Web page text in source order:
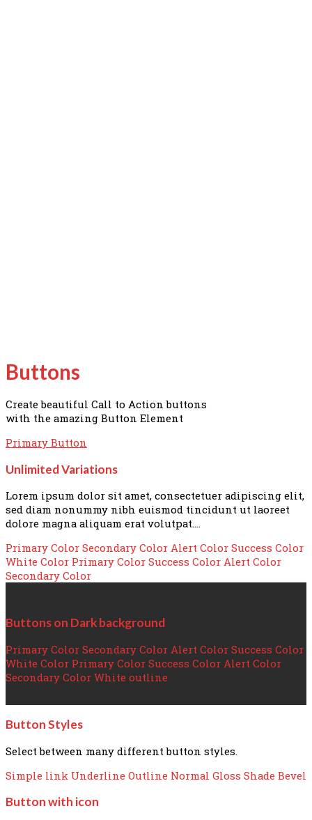
Buttons
Create beautiful Call to Action buttons
with the amazing Button Element
Primary Button
Unlimited Variations
Lorem ipsum dolor sit amet, consectetuer adipiscing elit,
sed diam nonummy nibh euismod tincidunt ut laoreet
dolore magna aliquam erat volutpat….
Primary Color Secondary Color Alert Color Success Color
White Color Primary Color Success Color Alert Color
Secondary Color
Buttons on Dark background
Primary Color Secondary Color Alert Color Success Color
White Color Primary Color Success Color Alert Color
Secondary Color White outline
Button Styles
Select between many different button styles.
Simple link Underline Outline Normal Gloss Shade Bevel
Button with icon